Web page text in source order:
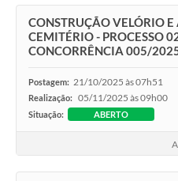
CONSTRUÇÃO VELÓRIO
CEMITÉRIO - PROCESSO
CONCORRÊNCIA 005/
Postagem: 21/10/2025 às 07h51
Realização: 05/11/2025 às 09h00
Situação: ABERTO